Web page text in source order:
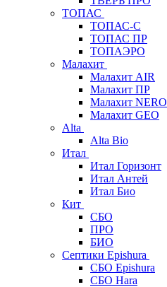
ТОПАС
ТОПАС-С
ТОПАС ПР
ТОПАЭРО
Малахит
Малахит AIR
Малахит ПР
Малахит NERO
Малахит GEO
Alta
Alta Bio
Итал
Итал Горизонт
Итал Антей
Итал Био
Кит
СБО
ПРО
БИО
Септики Epishura
СБО Epishura
СБО Hara